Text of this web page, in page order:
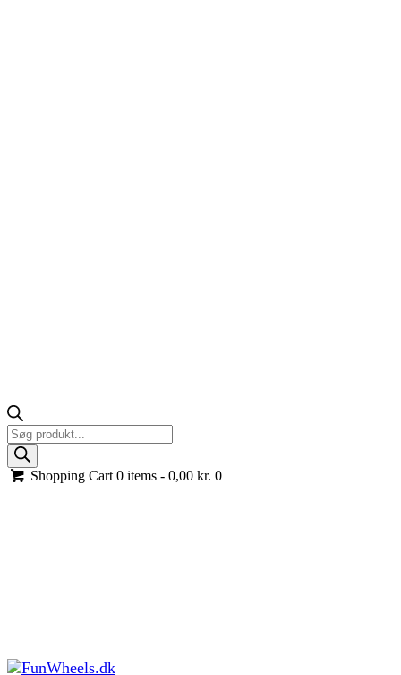
Products
search
Shopping Cart 0 items -0,00kr. 0